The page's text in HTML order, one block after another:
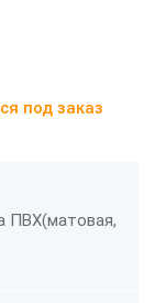
под заказ
ПВХ(матовая,